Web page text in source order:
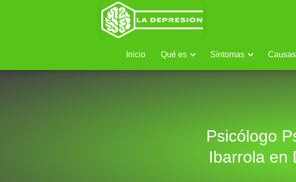
Inicio Qué es Síntomas Causas
Psicólogo
Ibarrola en